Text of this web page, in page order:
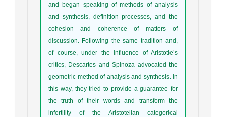
and began speaking of methods of analysis
and synthesis, definition processes, and the
cohesion and coherence of matters of
discussion. Following the same tradition and,
of course, under the influence of Aristotle’s
critics, Descartes and Spinoza advocated the
geometric method of analysis and synthesis. In
this way, they tried to provide a guarantee for
the truth of their words and transform the
infertility of the Aristotelian categorical